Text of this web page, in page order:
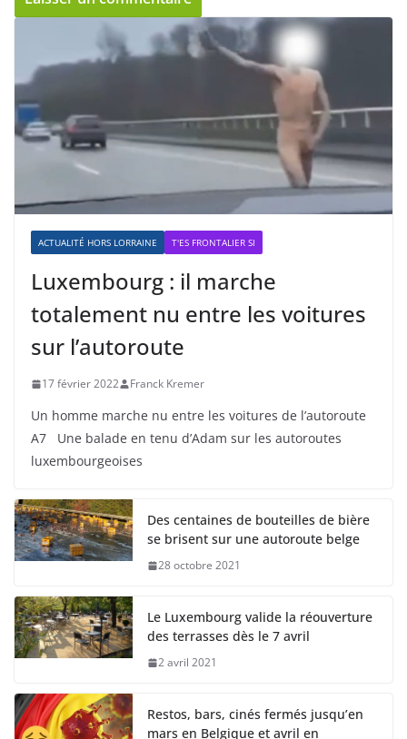
ACTUALITÉ HORS LORRAINE T'ES FRONTALIER SI
Luxembourg : il marche
totalement nu entre les voitures
sur l’autoroute
17 février 2022 Franck Kremer
Un homme marche nu entre les voitures de l’autoroute
A7 Une balade en tenu d’Adam sur les autoroutes
luxembourgeoises
Des centaines de bouteilles de bière
se brisent sur une autoroute belge
28 octobre 2021
Le Luxembourg valide la réouverture
des terrasses dès le 7 avril
2 avril 2021
Restos, bars, cinés fermés jusqu’en
mars en Belgique et avril en